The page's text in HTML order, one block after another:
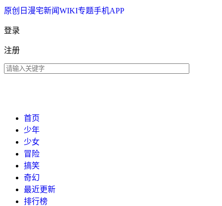
原创 日漫宅新闻WIKI专题手机APP
登录
注册
首页
少年
少女
冒险
搞笑
奇幻
最近更新
排行榜